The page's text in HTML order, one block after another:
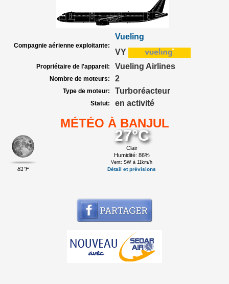
Compagnie aérienne exploitante:
Vueling
VY
Propriétaire de l'appareil: Vueling Airlines
Nombre de moteurs: 2
Type de moteur: Turboréacteur
Statut: en activité
MÉTÉO À BANJUL
81°F
27°C
Clair
Humidité: 86%
Vent: SW à 11km/h
Détail et prévisions